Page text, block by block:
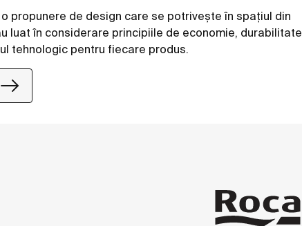
propunere de design care se potriveşte în spaţiul din
luat în considerare principiile de economie, durabilitate
tehnologic pentru fiecare produs.